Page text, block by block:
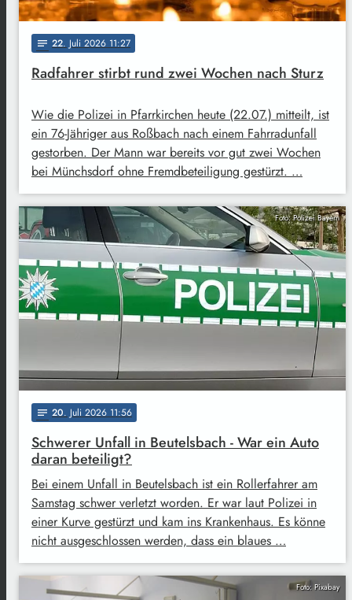
notes 22. Juli 2026 11:27
Radfahrer stirbt rund zwei Wochen nach Sturz
Wie die Polizei in Pfarrkirchen heute (22.07.) mitteilt, ist
ein 76-Jähriger aus Roßbach nach einem Fahrradunfall
gestorben. Der Mann war bereits vor gut zwei Wochen
bei Münchsdorf ohne Fremdbeteiligung gestürzt. …
Foto: Polizei Bayern
notes 20. Juli 2026 11:56
Schwerer Unfall in Beutelsbach - War ein Auto
daran beteiligt?
Bei einem Unfall in Beutelsbach ist ein Rollerfahrer am
Samstag schwer verletzt worden. Er war laut Polizei in
einer Kurve gestürzt und kam ins Krankenhaus. Es könne
nicht ausgeschlossen werden, dass ein blaues …
Foto: Pixabay